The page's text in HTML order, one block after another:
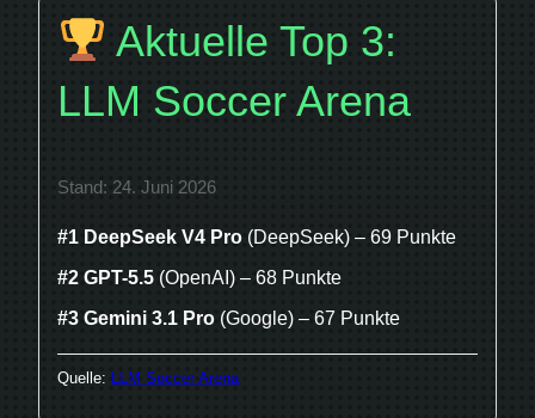
Aktuelle Top 3:
LLM Soccer Arena
Stand: 24. Juni 2026
#1 DeepSeek V4 Pro (DeepSeek) – 69 Punkte
#2 GPT-5.5 (OpenAI) – 68 Punkte
#3 Gemini 3.1 Pro (Google) – 67 Punkte
Quelle: LLM Soccer Arena